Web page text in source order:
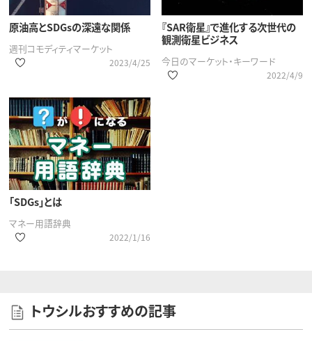
原油高とSDGsの深遠な関係
週刊コモディティマーケット
2023/4/25
『SAR衛星』で進化する次世代の
観測衛星ビジネス
今日のマーケット・キーワード
2022/4/9
「SDGs」とは
マネー用語辞典
2022/1/16
トウシルおすすめの記事